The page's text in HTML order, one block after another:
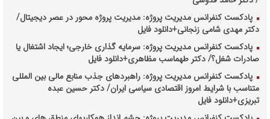
پادکست کنفرانس مدیریت پروژه: مدیریت پروژه محور در عصر دیجیتال/
دکتر مهدی شامی زنجانی+دانلود فایل
پادکست کنفرانس مدیریت پروژه: سرمایه گذاری خارجی؛ ایجاد اشتغال یا
صادرات شغل؟/ دکتر طهماسب مظاهری+دانلود فایل
پادکست کنفرانس مدیریت پروژه: راهبردهای جذب منابع مالی بین المللی
متناسب با شرایط امروز اقتصادی سیاسی ایران/ دکتر حسین عبده
تبریزی+دانلود فایل